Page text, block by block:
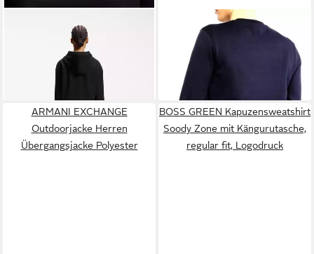
Hoodie Signature
basic, normale Passform
ab 63,99 €
Sweatshirt Stadler 50
Sweater Logo-Flock-Print,
Gerippte Bündchen und ein
gerippter Saum
97,46 €
-51%
ARMANI EXCHANGE
Outdoorjacke Herren
Übergangsjacke Polyester
BOSS GREEN Kapuzensweatshirt
Soody Zone mit Kängurutasche,
regular fit, Logodruck